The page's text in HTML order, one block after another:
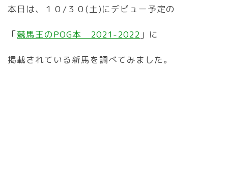
本日は、１０/３０(土)にデビュー予定の
「競馬王のPOG本 2021-2022 」に
掲載されている新馬を調べてみました。